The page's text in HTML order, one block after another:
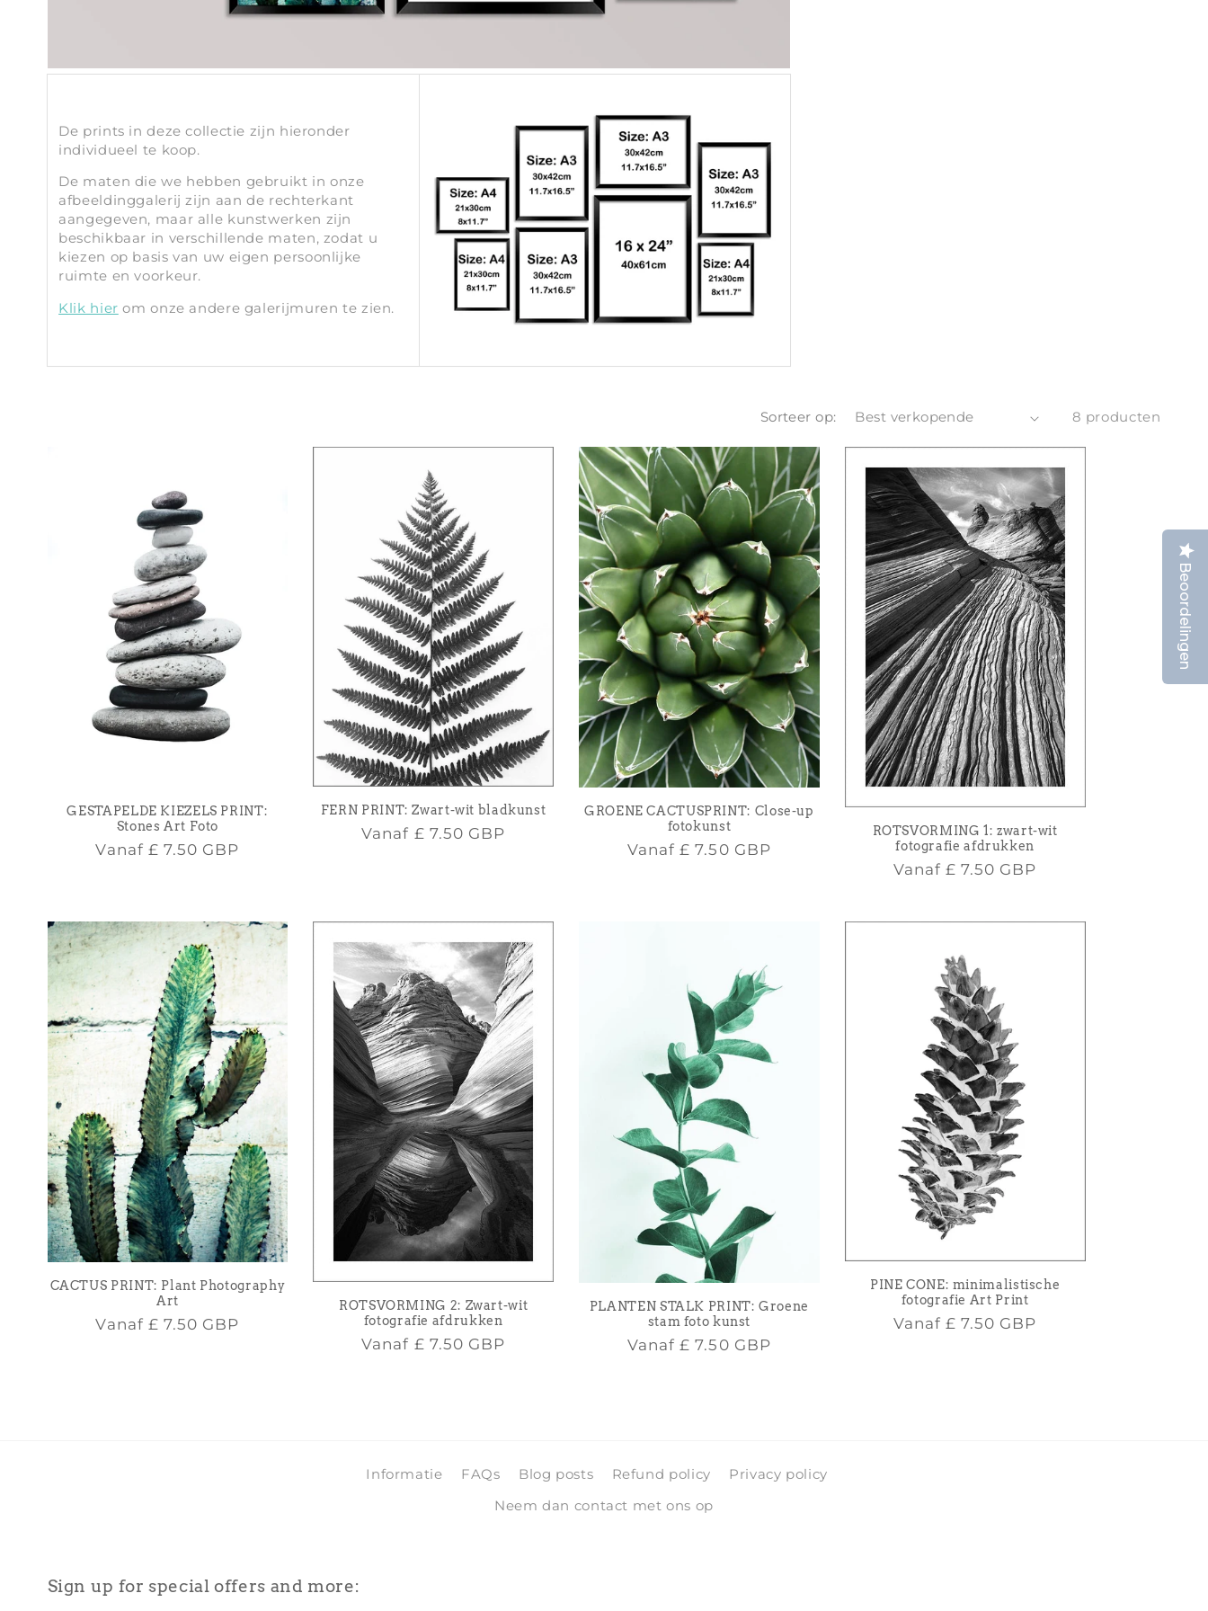
Beoordelingen
De prints in deze collectie zijn hieronder
individueel te koop.
De maten die we hebben gebruikt in onze
afbeeldinggalerij zijn aan de rechterkant
aangegeven, maar alle kunstwerken zijn
beschikbaar in verschillende maten, zodat u
kiezen op basis van uw eigen persoonlijke
ruimte en voorkeur.
Klik hier om onze andere galerijmuren te zien.
Sorteer op: 8 producten
GESTAPELDE KIEZELS PRINT:
Stones Art Foto
Normale
Vanaf £ 7.50 GBP
FERN PRINT: Zwart-wit bladkunst
Normale
Vanaf £ 7.50 GBP
GROENE CACTUSPRINT: Close-up
fotokunst
Normale
Vanaf£ 7.50 GBP
ROTSVORMING 1: zwart-wit
fotografie afdrukken
Normale
Vanaf£ 7.50 GBP
CACTUS PRINT: Plant Photography
Art
Normale
Vanaf £ 7.50 GBP
ROTSVORMING 2: Zwart-wit
fotografie afdrukken
Normale
Vanaf £ 7.50 GBP
PLANTEN STALK PRINT: Groene
stam foto kunst
Normale
Vanaf£ 7.50 GBP
PINE CONE: minimalistische
fotografie Art Print
Normale
Vanaf£ 7.50 GBP
Informatie FAQs Blog posts Refund policy
Privacy policy
Neem dan contact met ons op
Sign up for special offers and more: